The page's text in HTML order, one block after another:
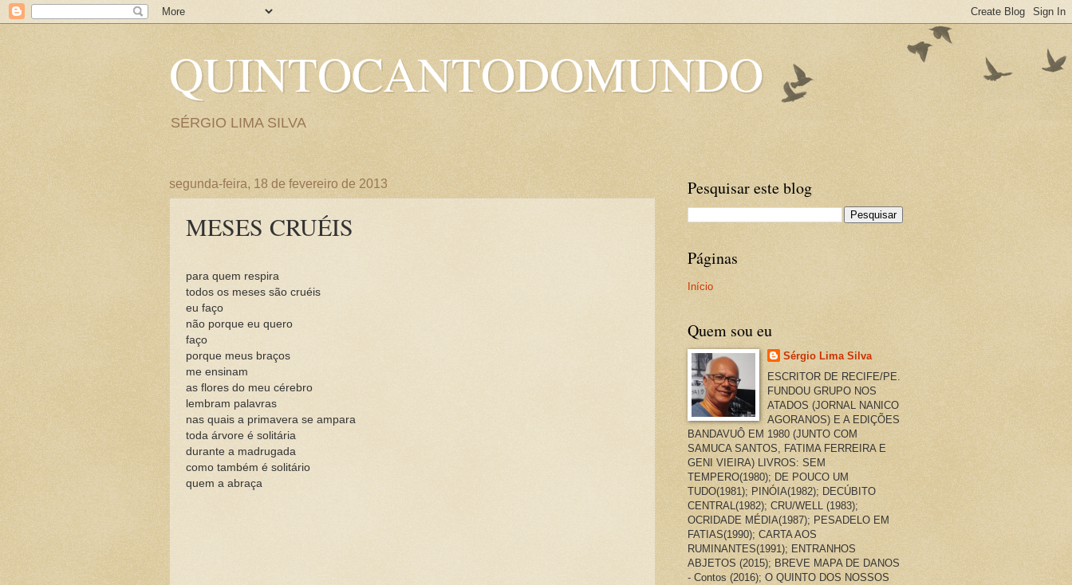
QUINTOCANTODOMUNDO
SÉRGIO LIMA SILVA
segunda-feira, 18 de fevereiro de 2013
MESES CRUÉIS
para quem respira
todos os meses são cruéis
eu faço
não porque eu quero
faço
porque meus braços
me ensinam
as flores do meu cérebro
lembram palavras
nas quais a primavera se ampara
toda árvore é solitária
durante a madrugada
como também é solitário
quem a abraça
Pesquisar este blog
Páginas
Início
Quem sou eu
Sérgio Lima Silva
ESCRITOR DE RECIFE/PE.
FUNDOU GRUPO NOS
ATADOS (JORNAL NANICO
AGORANOS) E A EDIÇÕES
BANDAVUÔ EM 1980 (JUNTO COM
SAMUCA SANTOS, FATIMA FERREIRA E
GENI VIEIRA) LIVROS: SEM
TEMPERO(1980); DE POUCO UM
TUDO(1981); PINÓIA(1982); DECÚBITO
CENTRAL(1982); CRU/WELL (1983);
OCRIDADE MÉDIA(1987); PESADELO EM
FATIAS(1990); CARTA AOS
RUMINANTES(1991); ENTRANHOS
ABJETOS (2015); BREVE MAPA DE DANOS
- Contos (2016); O QUINTO DOS NOSSOS